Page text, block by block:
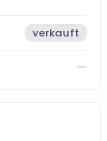
verkauft